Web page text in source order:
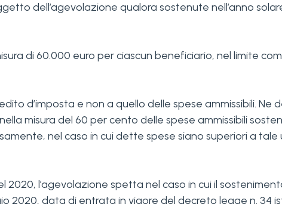
dell’agevolazione qualora sostenute nell’anno
di 60.000 euro per ciascun beneficiario, nel limite
d’imposta e non a quello delle spese ammissibili. Ne
misura del 60 per cento delle spese ammissibili
nel caso in cui dette spese siano superiori a
l’agevolazione spetta nel caso in cui il
2020, data di entrata in vigore del decreto legge n. 34